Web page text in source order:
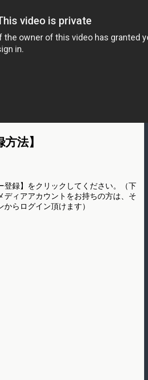
法】
登録】をクリックしてください。（下
ディアアカウントをお持ちの方は、そ
らログイン頂けます）